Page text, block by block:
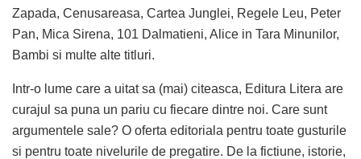
Zapada, Cenusareasa, Cartea Junglei, Regele Leu, Peter
Pan, Mica Sirena, 101 Dalmatieni, Alice in Tara Minunilor,
Bambi si multe alte titluri.
Intr-o lume care a uitat sa (mai) citeasca, Editura Litera are
curajul sa puna un pariu cu fiecare dintre noi. Care sunt
argumentele sale? O oferta editoriala pentru toate gusturile
si pentru toate nivelurile de pregatire. De la fictiune, istorie,